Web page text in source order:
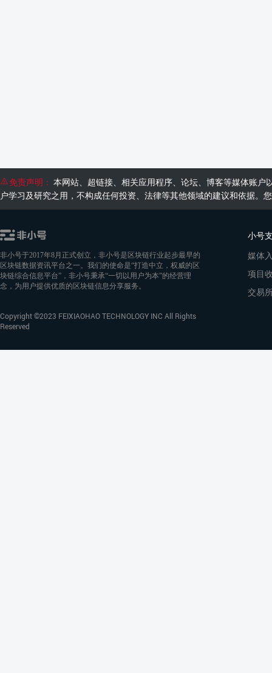
免责声明： 本网站、超链接、相关应用程序、论坛、博客等媒体账
户学习及研究之用，不构成任何投资、法律等其他领域的建议和依据
非小号于2017年8月正式创立，非小号是区块链行业起步最早的
区块链数据资讯平台之一。我们的使命是“打造中立，权威的区
块链综合信息平台”，非小号秉承“一切以用户为本”的经营理
念，为用户提供优质的区块链信息分享服务。
Copyright ©2023 FEIXIAOHAO TECHNOLOGY INC All Rights
Reserved
小号
媒体
项目
交易